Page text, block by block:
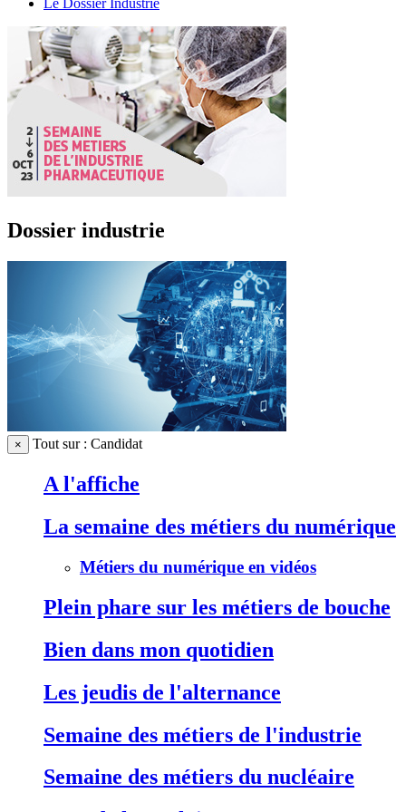
Le Dossier Industrie
Dossier industrie
× Tout sur : Candidat
A l'affiche
La semaine des métiers du numérique
Métiers du numérique en vidéos
Plein phare sur les métiers de bouche
Bien dans mon quotidien
Les jeudis de l'alternance
Semaine des métiers de l'industrie
Semaine des métiers du nucléaire